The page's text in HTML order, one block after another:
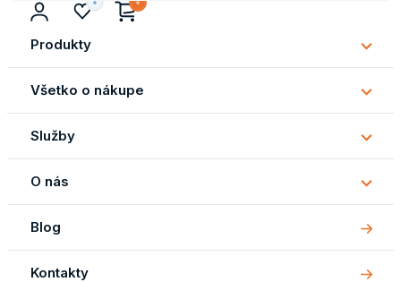
Produkty
Všetko o nákupe
o
Služby
O nás
O
nás
Blog
Kontakty